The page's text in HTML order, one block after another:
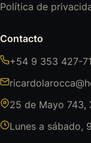
Política de
Contacto
+54 9 353 427-
25 de Mayo 743,
Lunes a sábado,